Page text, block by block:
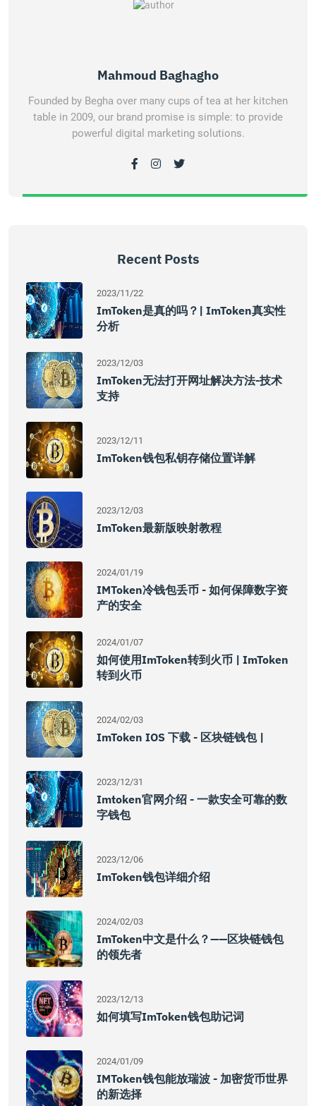
Mahmoud Baghagho
Founded by Begha over many cups of tea at her kitchen
table in 2009, our brand promise is simple: to provide
powerful digital marketing solutions.
Recent Posts
2023/11/22
ImToken是真的吗？| ImToken真实性
分析
2023/12/03
ImToken无法打开网址解决方法-技术
支持
2023/12/11
ImToken钱包私钥存储位置详解
2023/12/03
ImToken最新版映射教程
2024/01/19
IMToken冷钱包丢币 - 如何保障数字资
产的安全
2024/01/07
如何使用imToken转到火币 | ImToken
转到火币
2024/02/03
ImToken IOS 下载 - 区块链钱包 |
2023/12/31
Imtoken官网介绍 - 一款安全可靠的数
字钱包
2023/12/06
ImToken钱包详细介绍
2024/02/03
ImToken中文是什么？——区块链钱包
的领先者
2023/12/13
如何填写imToken钱包助记词
2024/01/09
IMToken钱包能放瑞波 - 加密货币世界
的新选择